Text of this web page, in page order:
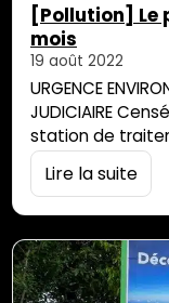
[Pollution] Le
mois
19 août 2022
URGENCE
JUDICIAIRE
station de
Camp Pierrot, à
sauvagement
pollution au lisier
Lire la suite